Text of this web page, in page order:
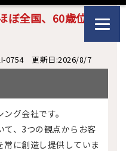
ぼ全国、60歳位ま
0754 更新日:2026/8/7
グ会社です。
て、3つの観点からお客
に創造し提供していま